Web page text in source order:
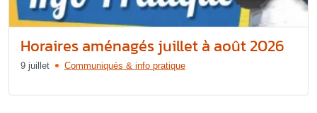
Horaires aménagés juillet à août 2026
9 juillet Communiqués & info pratique